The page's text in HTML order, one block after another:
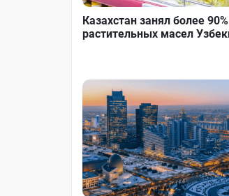
Казахстан занял более
растительных масел